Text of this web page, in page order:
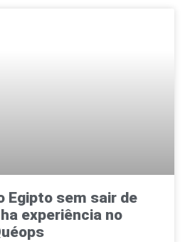
Egipto sem sair de
experiência no